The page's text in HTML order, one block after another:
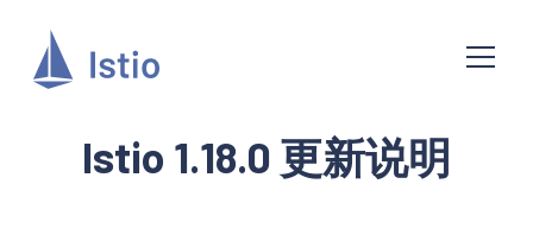
Istio 1.18.0 更新说明